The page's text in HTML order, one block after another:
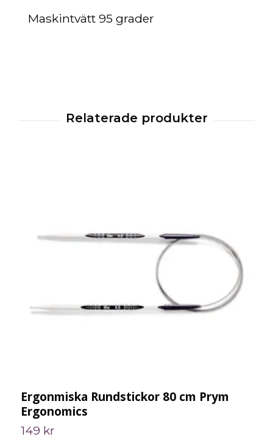
Maskintvätt 95 grader
Ergonmiska Rundstickor 80 cm Prym
Ergonomics
149 kr